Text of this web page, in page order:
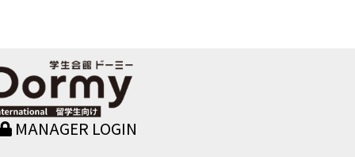
MANAGER LOGIN